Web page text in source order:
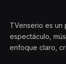
TVenserio es un
espectáculo,
enfoque claro,